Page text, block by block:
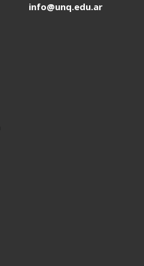
info@unq.edu.ar